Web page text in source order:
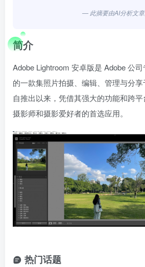
— 此摘要由AI分析文章
简介
Adobe Lightroom 安卓版是 Adobe 公
的一款集照片拍摄、编辑、管理与分享
自推出以来，凭借其强大的功能和跨
摄影师和摄影爱好者的首选应用。
热门话题